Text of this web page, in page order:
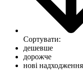
Сортувати:
дешевше
дорожче
нові надходження